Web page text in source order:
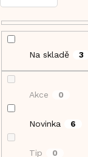
Na skladě 3
Akce 0
Novinka 6
Tip 0